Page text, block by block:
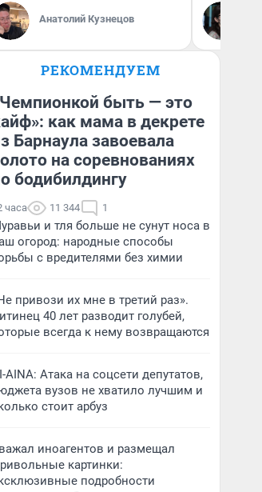
Анатолий Кузнецов
РЕКОМЕНДУЕМ
быть — это
как мама в декрете
Барнаула завоевала
на соревнованиях
бодибилдингу
часа 11 344 1
и тля больше не сунут носа в
огород: народные способы
с вредителями без химии
привози их мне в третий раз».
40 лет разводит голубей,
всегда к нему возвращаются
AINA: Атака на соцсети депутатов,
вузов не хватило лучшим и
стоит арбуз
иноагентов и размещал
картинки:
подробности